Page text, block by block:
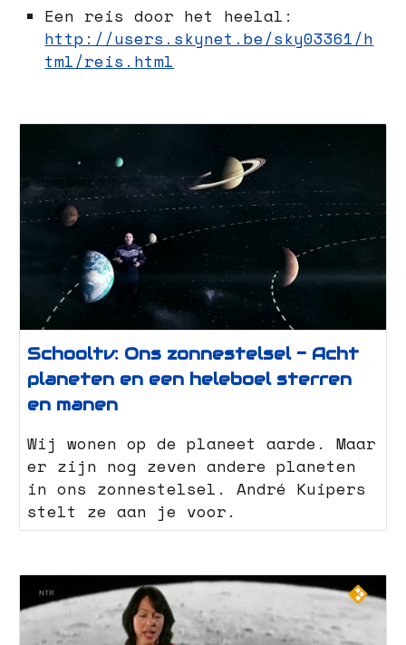
Een reis door het heelal:
http://users.skynet.be/sky03361/h
tml/reis.html
Schooltv: Ons zonnestelsel - Acht
planeten en een heleboel sterren
en manen
Wij wonen op de planeet aarde. Maar
er zijn nog zeven andere planeten
in ons zonnestelsel. André Kuipers
stelt ze aan je voor.